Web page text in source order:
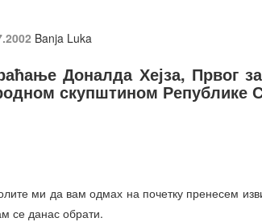
Banja Luka
Доналда Хејза, Првог
скупштином Републике
ми да вам одмах на почетку пренесем
се данас обрати.